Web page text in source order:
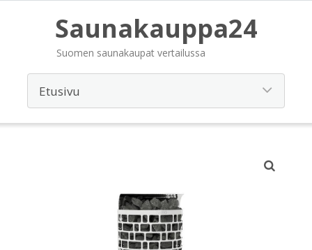
Saunakauppa24
Suomen saunakaupat vertailussa